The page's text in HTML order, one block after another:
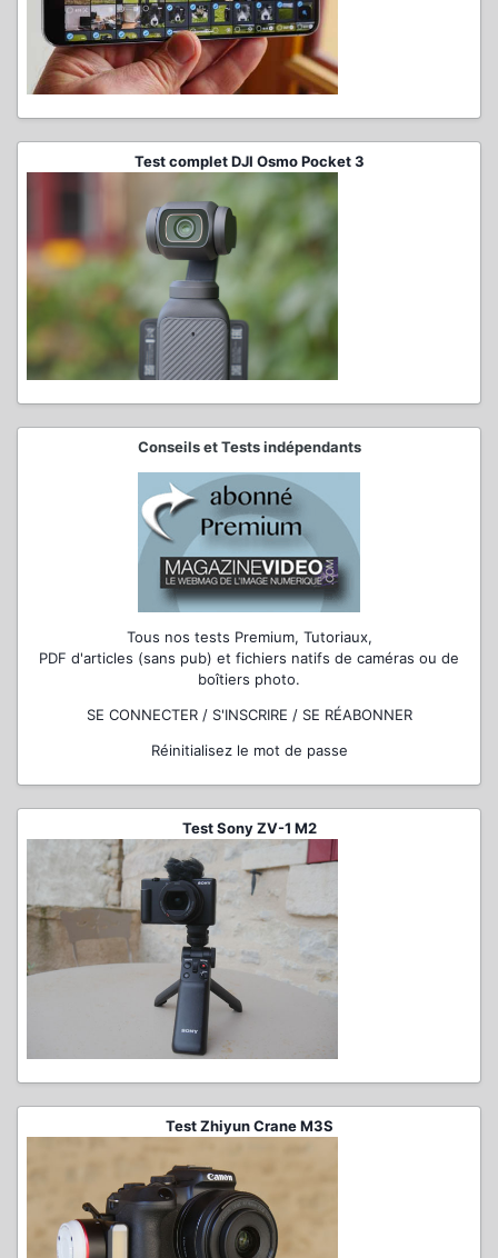
Test complet DJI Osmo Pocket 3
Conseils et Tests indépendants
Tous nos tests Premium, Tutoriaux,
PDF d'articles (sans pub) et fichiers natifs de caméras ou de
boîtiers photo.
SE CONNECTER / S'INSCRIRE / SE RÉABONNER
Réinitialisez le mot de passe
Test Sony ZV-1 M2
Test Zhiyun Crane M3S